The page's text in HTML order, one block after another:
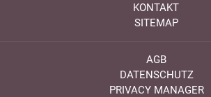
KONTAKT
SITEMAP
AGB
DATENSCHUTZ
PRIVACY MANAGER